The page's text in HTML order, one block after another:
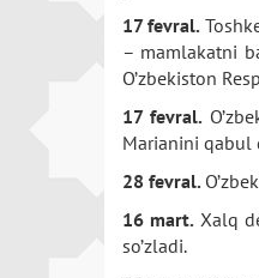
17 fevral.
– mamlakatni
O’zbekiston
17 fevral.
Marianini qabul
28 fevral.
16 mart. Xalq
so’zladi.